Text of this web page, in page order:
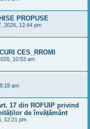
PROPUSE
2026, 12:44 pm
CES_RROMI
10:53 am
am
17 din ROFUIP privind
de învățământ
12:21 pm